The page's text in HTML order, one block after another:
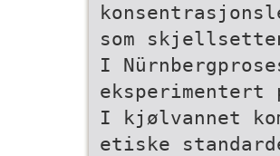
som
I
I kjølvannet
etiske